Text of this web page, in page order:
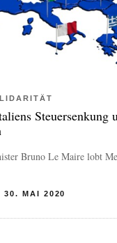
Steuersenkung
Bruno Le Maire lobt
30. MAI 2020